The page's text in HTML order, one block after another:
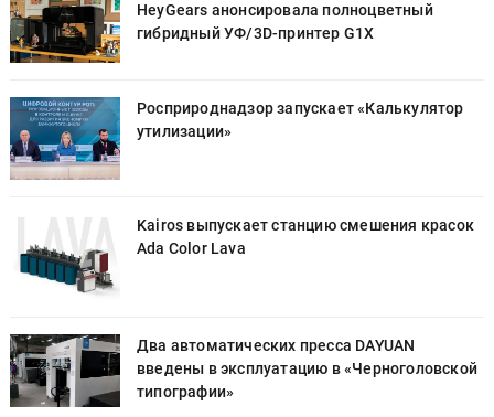
HeyGears анонсировала полноцветный
гибридный УФ/3D-принтер G1X
Росприроднадзор запускает «Калькулятор
утилизации»
Kairos выпускает станцию смешения красок
Ada Color Lava
Два автоматических пресса DAYUAN
введены в эксплуатацию в «Черноголовской
типографии»